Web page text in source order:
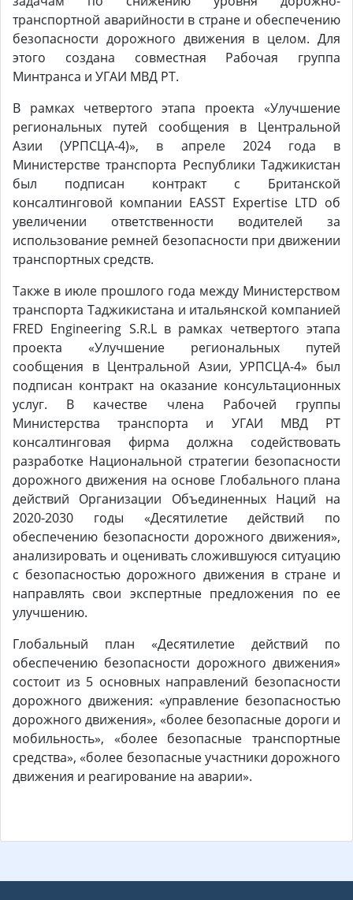
транспортной аварийности в стране и обеспечению
безопасности дорожного движения в целом. Для
этого создана совместная Рабочая группа
Минтранса и УГАИ МВД РТ.
В рамках четвертого этапа проекта «Улучшение
региональных путей сообщения в Центральной
Азии (УРПСЦА-4)», в апреле 2024 года в
Министерстве транспорта Республики Таджикистан
был подписан контракт с Британской
консалтинговой компании EASST Expertise LTD об
увеличении ответственности водителей за
использование ремней безопасности при движении
транспортных средств.
Также в июле прошлого года между Министерством
транспорта Таджикистана и итальянской компанией
FRED Engineering S.R.L в рамках четвертого этапа
проекта «Улучшение региональных путей
сообщения в Центральной Азии, УРПСЦА-4» был
подписан контракт на оказание консультационных
услуг. В качестве члена Рабочей группы
Министерства транспорта и УГАИ МВД РТ
консалтинговая фирма должна содействовать
разработке Национальной стратегии безопасности
дорожного движения на основе Глобального плана
действий Организации Объединенных Наций на
2020-2030 годы «Десятилетие действий по
обеспечению безопасности дорожного движения»,
анализировать и оценивать сложившуюся ситуацию
с безопасностью дорожного движения в стране и
направлять свои экспертные предложения по ее
улучшению.
Глобальный план «Десятилетие действий по
обеспечению безопасности дорожного движения»
состоит из 5 основных направлений безопасности
дорожного движения: «управление безопасностью
дорожного движения», «более безопасные дороги и
мобильность», «более безопасные транспортные
средства», «более безопасные участники дорожного
движения и реагирование на аварии».